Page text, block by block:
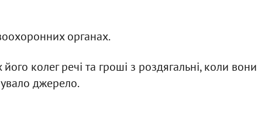
органах.
колег речі та гроші з роздягальні, коли вони
джерело.